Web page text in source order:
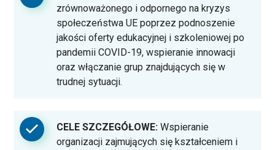
zrównoważonego i odpornego na kryzys
społeczeństwa UE poprzez podnoszenie
jakości oferty edukacyjnej i szkoleniowej po
pandemii COVID-19, wspieranie innowacji
oraz włączanie grup znajdujących się w
trudnej sytuacji.
CELE SZCZEGÓŁOWE: Wspieranie
organizacji zajmujących się kształceniem i